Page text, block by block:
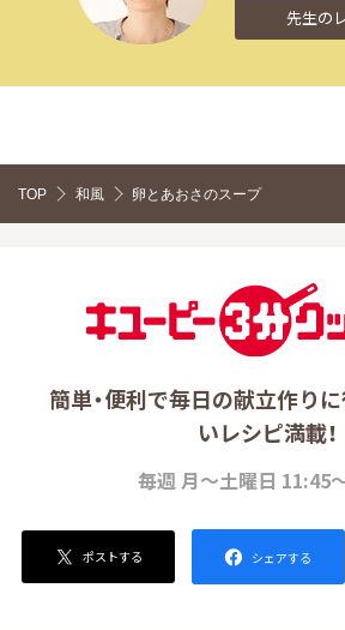
先生の
TOP 和風 卵とあおさのスープ
簡単・便利で毎日の献立作り
いレシピ満載！
毎週 月～土曜日 11:45
ポストする シェアする